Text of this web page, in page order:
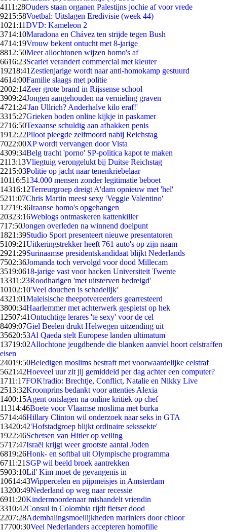
4111:28Ouders staan organen Palestijns jochie af voor vrede
9215:58Voetbal: Uitslagen Eredivisie (week 44)
1021:11DVD: Kameleon 2
3714:10Maradona en Chávez ten strijde tegen Bush
4714:19Vrouw bekent ontucht met 8-jarige
8812:50Meer allochtonen wijzen homo's af
6616:23Scarlet verandert commercial met kleuter
19218:41 Zestienjarige wordt naar anti-homokamp gestuurd
4614:00Familie slaags met politie
2002:14Zeer grote brand in Rijssense school
3909:24Jongen aangehouden na vernieling graven
4721:24'Jan Ullrich? Anderhalve kilo eraf!'
3315:27Grieken boden online kijkje in paskamer
2716:50Texaanse schuldig aan afhakken penis
1912:22Piloot pleegde zelfmoord nabij Reichstag
7022:00XP wordt vervangen door Vista
4309:34Belg tracht 'porno' SP-politica kapot te maken
2113:13Vliegtuig verongelukt bij Duitse Reichstag
2215:03Politie op jacht naar tenenkriebelaar
10116:5134.000 mensen zonder legitimatie beboet
14316:12Terreurgroep dreigt A'dam opnieuw met 'hel'
5211:07Chris Martin meest sexy 'Veggie Valentino'
12719:36Iraanse homo's opgehangen
20323:16Weblogs ontmaskeren kattenkiller
717:50Jongen overleden na winnend doelpunt
1821:39Studio Sport presenteert nieuwe presentatoren
5109:21Uitkeringstrekker heeft 761 auto's op zijn naam
2921:29Surinaamse presidentskandidaat blijkt Nederlands
7502:36Jomanda toch vervolgd voor dood Millecam
3519:0618-jarige vast voor hacken Universiteit Twente
13311:23Roodharigen 'met uitsterven bedreigd'
10102:10'Veel douchen is schadelijk'
4321:01Maleisische theepotvereerders gearresteerd
3800:34Haarlemmer met achterwerk gespietst op hek
12507:41Ontuchtige lerares 'te sexy' voor de cel
8409:07Giel Beelen drukt Helwegen uitzending uit
35620:53Al Qaeda stelt Europese landen ultimatum
13719:02Allochtone jeugdbende die blanken aanviel hoort celstraffen
eisen
24019:50Beledigen moslims bestraft met voorwaardelijke celstraf
5621:42Hoeveel uur zit jij gemiddeld per dag achter een computer?
1711:17FOK!radio: Brechtje, Conflict, Natalie en Nikky Live
2513:32Kroonprins bedankt voor attenties Alexia
1400:15Agent ontslagen na online kritiek op chef
11314:46Boete voor Vlaamse moslima met burka
5714:46Hillary Clinton wil onderzoek naar seks in GTA
13420:42'Hofstadgroep blijkt ordinaire sekssekte'
1922:46Schetsen van Hitler op veiling
5717:47Israël krijgt weer grootste aantal Joden
6819:26Honk- en softbal uit Olympische programma
6711:21 SGP wil beeld broek aantrekken
5903:10Lil' Kim moet de gevangenis in
10614:43Wippercelen en pijpmeisjes in Amsterdam
13200:49Nederland op weg naar recessie
6911:20Kindermoordenaar mishandelt vriendin
3310:42Consul in Colombia rijdt fietser dood
2207:28Ademhalingsmoeilijkheden mariniers door chloor
17700:30Veel Nederlanders accepteren homofilie